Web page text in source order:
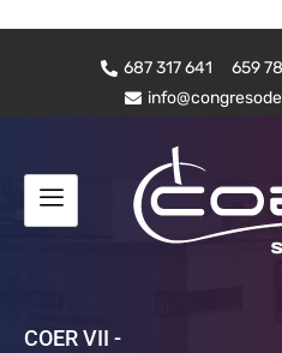
687 317 641 659
COER VII -